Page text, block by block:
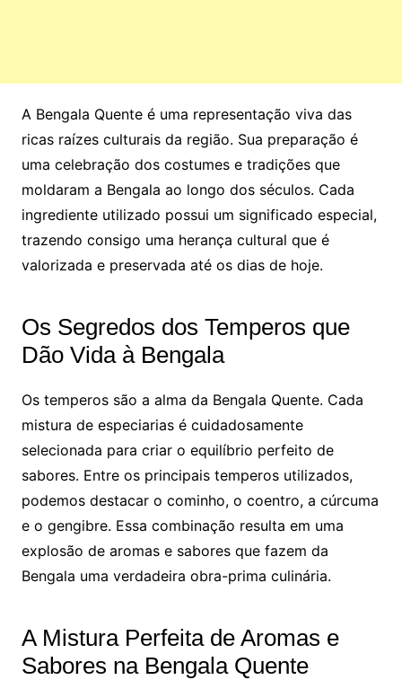
A Bengala Quente é uma representação viva das
ricas raízes culturais da região. Sua preparação é
uma celebração dos costumes e tradições que
moldaram a Bengala ao longo dos séculos. Cada
ingrediente utilizado possui um significado especial,
trazendo consigo uma herança cultural que é
valorizada e preservada até os dias de hoje.
Os Segredos dos Temperos que
Dão Vida à Bengala
Os temperos são a alma da Bengala Quente. Cada
mistura de especiarias é cuidadosamente
selecionada para criar o equilíbrio perfeito de
sabores. Entre os principais temperos utilizados,
podemos destacar o cominho, o coentro, a cúrcuma
e o gengibre. Essa combinação resulta em uma
explosão de aromas e sabores que fazem da
Bengala uma verdadeira obra-prima culinária.
A Mistura Perfeita de Aromas e
Sabores na Bengala Quente